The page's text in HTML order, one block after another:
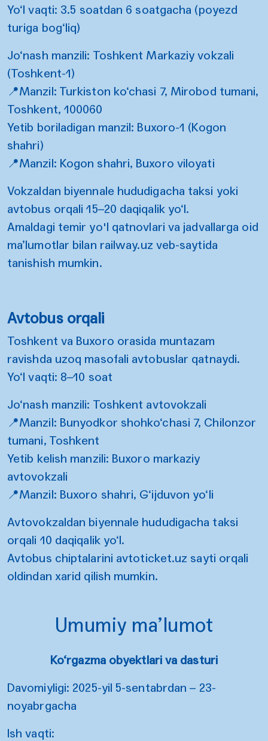
Yo‘l vaqti: 3.5 soatdan 6 soatgacha (poyezd
turiga bog‘liq)
Jo‘nash manzili: Toshkent Markaziy vokzali
(Toshkent-1)
📍Manzil: Turkiston ko‘chasi 7, Mirobod tumani,
Toshkent, 100060
Yetib boriladigan manzil: Buxoro-1 (Kogon
shahri)
📍Manzil: Kogon shahri, Buxoro viloyati
Vokzaldan biyennale hududigacha taksi yoki
avtobus orqali 15–20 daqiqalik yo‘l.
Amaldagi temir yo'l qatnovlari va jadvallarga oid
ma’lumotlar bilan railway.uz veb-saytida
tanishish mumkin.
Avtobus orqali
Toshkent va Buxoro orasida muntazam
ravishda uzoq masofali avtobuslar qatnaydi.
Yo‘l vaqti: 8–10 soat
Jo‘nash manzili: Toshkent avtovokzali
📍Manzil: Bunyodkor shohko‘chasi 7, Chilonzor
tumani, Toshkent
Yetib kelish manzili: Buxoro markaziy
avtovokzali
📍Manzil: Buxoro shahri, G‘ijduvon yo‘li
Avtovokzaldan biyennale hududigacha taksi
orqali 10 daqiqalik yo‘l.
Avtobus chiptalarini avtoticket.uz sayti orqali
oldindan xarid qilish mumkin.
Umumiy ma’lumot
Ko‘rgazma obyektlari va dasturi
Davomiyligi: 2025-yil 5-sentabrdan – 23-
noyabrgacha
Ish vaqti: